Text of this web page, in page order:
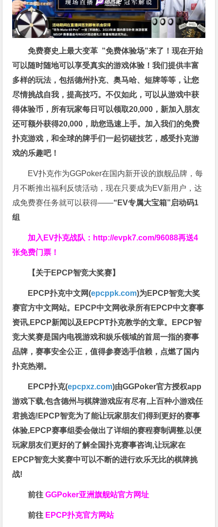
免费赛史上最大变革 ”免费体验场”来了！现在开始
可以随时随地可以享受真实的游戏体验！我们提供丰富
多样的玩法，包括德州扑克、奥马哈、短牌等等，让您
尽情挑战自我，提高技巧。不仅如此，可以从游戏中获
得体验币，所有玩家每日可以领取20,000，新加入朋友
还可额外获得20,000，助您迅速上手。 加入我们的免费
扑克游戏，和全球的牌手们一起切磋技艺，感受扑克游
戏的乐趣吧！
EV扑克作为GGPoker在国内新开设的旗舰品牌，每
月不断推出福利反馈活动，现在只要成为EV新用户，达
成免费赛任务就可以获得——“EV专属大宝箱”启动码1
组
加入EV扑克战队： http://evpk7.com/96088再送4
张免费门票！
【关于EPCP智竞大奖赛】
EPCP扑克中文网(epcppk.com)为EPCP智竞大奖
赛官方中文网站。EPCP中文网收录所有EPCP中文赛事
资讯,EPCP新闻以及EPCPT扑克教学的文章。EPCP智
竞大奖赛是国内电视游戏和娱乐领域的首屈一指的赛事
品牌，赛事安全公正，值得参赛选手信赖，点燃了国内
扑克热潮。
EPCP扑克(epcpxz.com)由GGPoker官方授权app
游戏下载,包含德州与棋牌游戏应有尽有,上百种小游戏任
君挑选!EPCP智竞为了能让玩家朋友们得到更好的赛事
体验,EPCP赛事组委会做出了详细的赛程赛制调整,以便
玩家朋友们更好的了解全国扑克赛事咨询,让玩家在
EPCP智竞大奖赛中可以不断的进行欢乐无比的棋牌挑
战!
前往GGPoker亚洲旗舰站官方网址
前往 EPCP扑克官方网站